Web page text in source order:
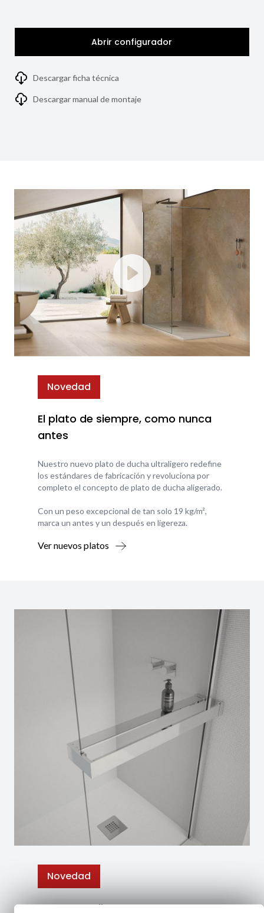
Abrir configurador
Descargar ficha técnica
Descargar manual de montaje
Novedad
El plato de siempre, como nunca
antes
Nuestro nuevo plato de ducha ultraligero redefine
los estándares de fabricación y revoluciona por
completo el concepto de plato de ducha aligerado.
Con un peso excepcional de tan solo 19 kg/m²,
marca un antes y un después en ligereza.
Ver nuevos platos
Novedad
Nuevos toalleros